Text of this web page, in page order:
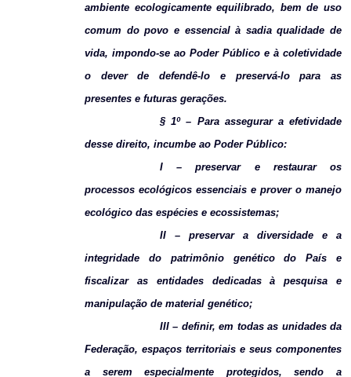
ambiente ecologicamente equilibrado, bem de uso
comum do povo e essencial à sadia qualidade de
vida, impondo-se ao Poder Público e à coletividade
o dever de defendê-lo e preservá-lo para as
presentes e futuras gerações.
§ 1º – Para assegurar a efetividade
desse direito, incumbe ao Poder Público:
I – preservar e restaurar os
processos ecológicos essenciais e prover o manejo
ecológico das espécies e ecossistemas;
II – preservar a diversidade e a
integridade do patrimônio genético do País e
fiscalizar as entidades dedicadas à pesquisa e
manipulação de material genético;
III – definir, em todas as unidades da
Federação, espaços territoriais e seus componentes
a serem especialmente protegidos, sendo a